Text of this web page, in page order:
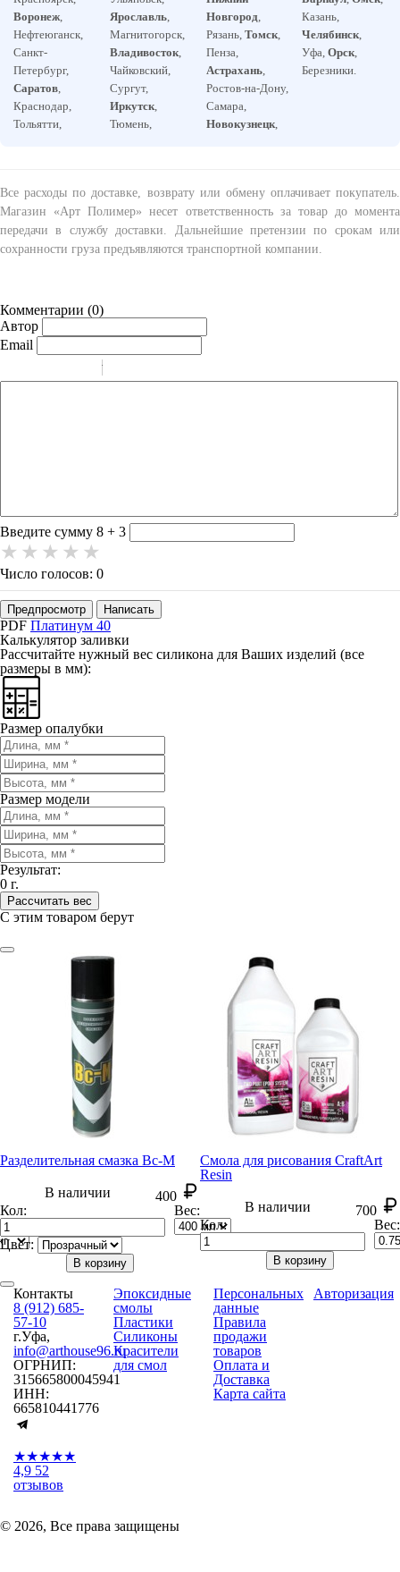
Воронеж,
Нефтеюганск,
Санкт-
Петербург,
Саратов,
Краснодар,
Тольятти,
Ярославль,
Магнитогорск,
Владивосток,
Чайковский,
Сургут,
Иркутск,
Тюмень,
Новгород,
Рязань, Томск,
Пенза,
Астрахань,
Ростов-на-Дону,
Самара,
Новокузнецк,
Казань,
Челябинск,
Уфа,Орск,
Березники.
Все расходы по доставке, возврату или обмену оплачивает покупатель.
Магазин «Арт Полимер» несет ответственность за товар до момента
передачи в службу доставки. Дальнейшие претензии по срокам или
сохранности груза предъявляются транспортной компании.
Комментарии (0)
Автор
Email
-
-
-
Введите сумму 8 + 3
Число голосов: 0
Предпросмотр Написать
PDF Платинум 40
Калькулятор заливки
Рассчитайте нужный вес силикона для Ваших изделий (все
размеры в мм):
Размер опалубки
Размер модели
Результат:
0 г.
Рассчитать вес
С этим товаром берут
Разделительная смазка Вс-М
В наличии
400
Кол:
Вес:
Цвет:
В корзину
Смола для рисования CraftArt
Resin
В наличии
700
Кол:
Вес:
В корзину
Контакты
8 (912) 685-
57-10
г.Уфа,
info@arthouse96.ru
ОГРНИП:
315665800045941
ИНН:
665810441776
★★★★★
4,9 52
отзывов
Эпоксидные
смолы
Пластики
Силиконы
Красители
для смол
Персональных
данные
Правила
продажи
товаров
Оплата и
Доставка
Карта сайта
Авторизация
© 2026, Все права защищены